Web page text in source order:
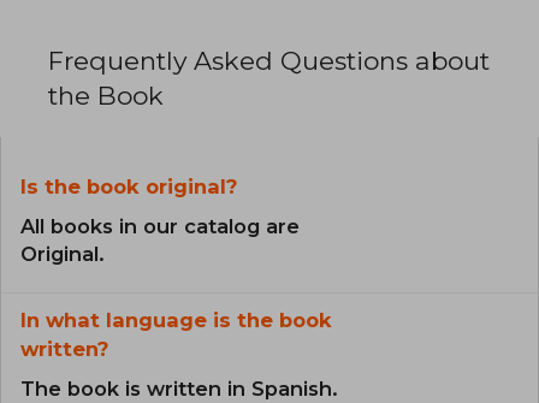
Frequently Asked Questions about
the Book
Is the book original?
All books in our catalog are
Original.
In what language is the book
written?
The book is written in Spanish.